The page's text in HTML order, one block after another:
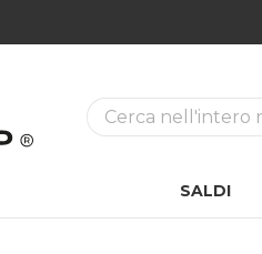
La ricerca
SALDI